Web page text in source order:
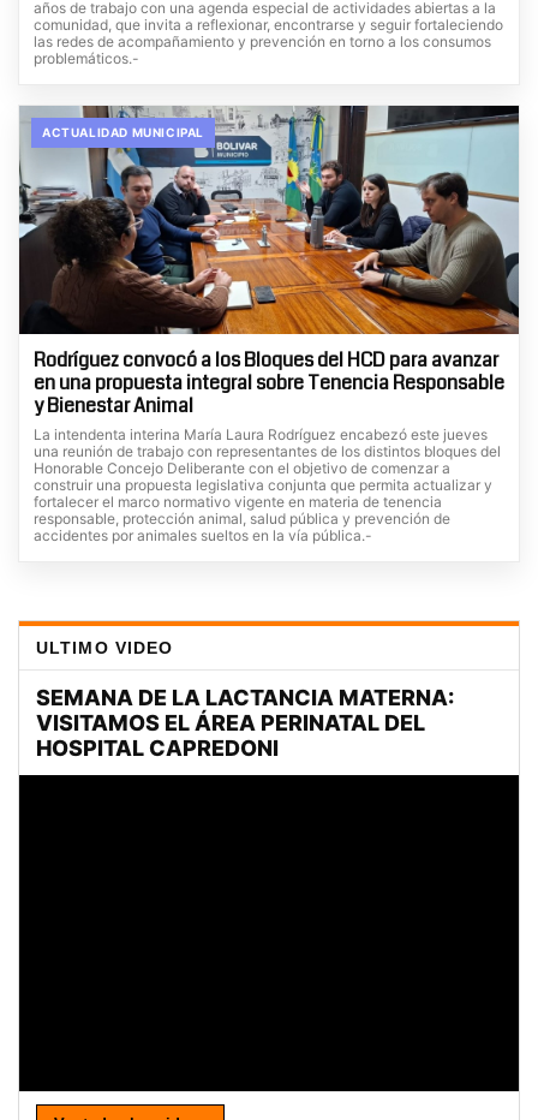
años de trabajo con una agenda especial de actividades abiertas a la
comunidad, que invita a reflexionar, encontrarse y seguir fortaleciendo
las redes de acompañamiento y prevención en torno a los consumos
problemáticos.-
ACTUALIDAD MUNICIPAL
Rodríguez convocó a los Bloques del HCD para avanzar
en una propuesta integral sobre Tenencia Responsable
y Bienestar Animal
La intendenta interina María Laura Rodríguez encabezó este jueves
una reunión de trabajo con representantes de los distintos bloques del
Honorable Concejo Deliberante con el objetivo de comenzar a
construir una propuesta legislativa conjunta que permita actualizar y
fortalecer el marco normativo vigente en materia de tenencia
responsable, protección animal, salud pública y prevención de
accidentes por animales sueltos en la vía pública.-
ULTIMO VIDEO